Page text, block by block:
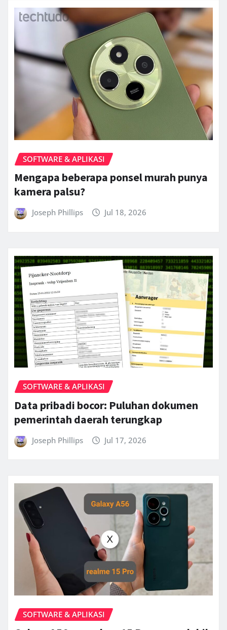
SOFTWARE & APLIKASI
Mengapa beberapa ponsel murah punya
kamera palsu?
Joseph Phillips Jul 18, 2026
SOFTWARE & APLIKASI
Data pribadi bocor: Puluhan dokumen
pemerintah daerah terungkap
Joseph Phillips Jul 17, 2026
SOFTWARE & APLIKASI